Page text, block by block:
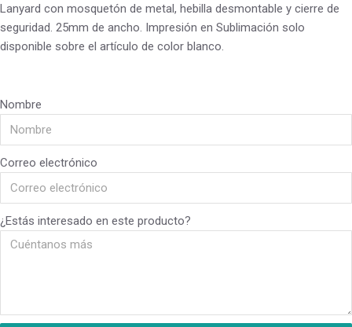
Lanyard con mosquetón de metal, hebilla desmontable y cierre de
seguridad. 25mm de ancho. Impresión en Sublimación solo
disponible sobre el artículo de color blanco.
Nombre
Correo electrónico
¿Estás interesado en este producto?